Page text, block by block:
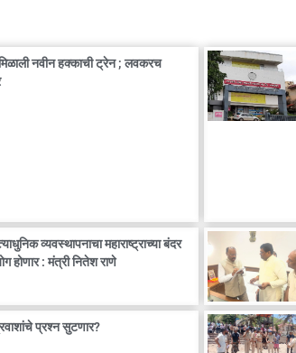
नवीन हक्काची ट्रेन ; लवकरच
व्यवस्थापनाचा महाराष्ट्राच्या बंदर
होणार : मंत्री नितेश राणे
प्रश्न सुटणार?